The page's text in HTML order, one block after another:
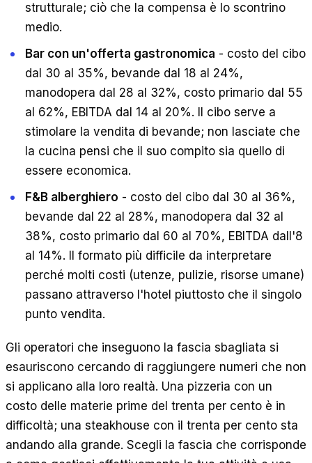
strutturale; ciò che la compensa è lo scontrino
medio.
Bar con un'offerta gastronomica - costo del cibo
dal 30 al 35%, bevande dal 18 al 24%,
manodopera dal 28 al 32%, costo primario dal 55
al 62%, EBITDA dal 14 al 20%. Il cibo serve a
stimolare la vendita di bevande; non lasciate che
la cucina pensi che il suo compito sia quello di
essere economica.
F&B alberghiero - costo del cibo dal 30 al 36%,
bevande dal 22 al 28%, manodopera dal 32 al
38%, costo primario dal 60 al 70%, EBITDA dall'8
al 14%. Il formato più difficile da interpretare
perché molti costi (utenze, pulizie, risorse umane)
passano attraverso l'hotel piuttosto che il singolo
punto vendita.
Gli operatori che inseguono la fascia sbagliata si
esauriscono cercando di raggiungere numeri che non
si applicano alla loro realtà. Una pizzeria con un
costo delle materie prime del trenta per cento è in
difficoltà; una steakhouse con il trenta per cento sta
andando alla grande. Scegli la fascia che corrisponde